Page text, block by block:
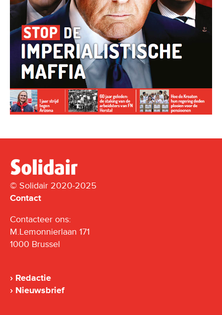
© Solidair 2020-2025
Contact
Contacteer ons:
M.Lemonnierlaan 171
1000 Brussel
Redactie
Nieuwsbrief